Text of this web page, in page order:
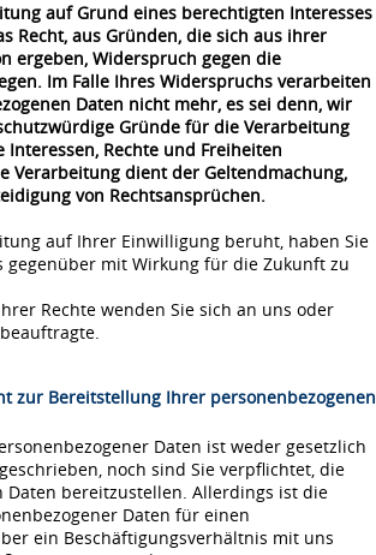
auf Grund eines berechtigten Interesses
Recht, aus Gründen, die sich aus ihrer
ergeben, Widerspruch gegen die
Im Falle Ihres Widerspruchs verarbeiten
Daten nicht mehr, es sei denn, wir
Gründe für die Verarbeitung
Interessen, Rechte und Freiheiten
Verarbeitung dient der Geltendmachung,
von Rechtsansprüchen.
auf Ihrer Einwilligung beruht, haben Sie
gegenüber mit Wirkung für die Zukunft zu
Rechte wenden Sie sich an uns oder
zur Bereitstellung Ihrer personenbezogenen
Daten ist weder gesetzlich
noch sind Sie verpflichtet, die
Daten bereitzustellen. Allerdings ist die
Daten für einen
ein Beschäftigungsverhältnis mit uns